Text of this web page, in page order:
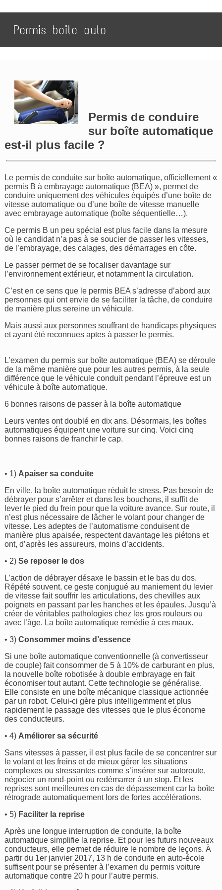
Permis boite auto
Permis de conduire
sur boîte automatique
est-il plus facile ?
Le permis de conduite sur boîte automatique, officiellement «
permis B à embrayage automatique (BEA) », permet de
conduire uniquement des véhicules équipés d’une boîte de
vitesse automatique ou d’une boîte de vitesse manuelle
avec embrayage automatique (boîte séquentielle…).
Ce permis B un peu spécial est plus facile dans la mesure
où le candidat n’a pas à se soucier de passer les vitesses,
de l’embrayage, des calages, des démarrages en côte.
Le passer permet de se focaliser davantage sur
l’environnement extérieur, et notamment la circulation.
C’est en ce sens que le permis BEA s’adresse d’abord aux
personnes qui ont envie de se faciliter la tâche, de conduire
de manière plus sereine un véhicule.
Mais aussi aux personnes souffrant de handicaps physiques
et ayant été reconnues aptes à passer le permis.
L’examen du permis sur boîte automatique (BEA) se déroule
de la même manière que pour les autres permis, à la seule
différence que le véhicule conduit pendant l’épreuve est un
véhicule à boîte automatique.
6 bonnes raisons de passer à la boîte automatique
Leurs ventes ont doublé en dix ans. Désormais, les boîtes
automatiques équipent une voiture sur cinq. Voici cinq
bonnes raisons de franchir le cap.
• 1) Apaiser sa conduite
En ville, la boîte automatique réduit le stress. Pas besoin de
débrayer pour s’arrêter et dans les bouchons, il suffit de
lever le pied du frein pour que la voiture avance. Sur route, il
n’est plus nécessaire de lâcher le volant pour changer de
vitesse. Les adeptes de l’automatisme conduisent de
manière plus apaisée, respectent davantage les piétons et
ont, d’après les assureurs, moins d’accidents.
• 2)Se reposer le dos
L’action de débrayer désaxe le bassin et le bas du dos.
Répété souvent, ce geste conjugué au maniement du levier
de vitesse fait souffrir les articulations, des chevilles aux
poignets en passant par les hanches et les épaules. Jusqu’à
créer de véritables pathologies chez les gros rouleurs ou
avec l’âge. La boîte automatique remédie à ces maux.
• 3)Consommer moins d’essence
Si une boîte automatique conventionnelle (à convertisseur
de couple) fait consommer de 5 à 10% de carburant en plus,
la nouvelle boîte robotisée à double embrayage en fait
économiser tout autant. Cette technologie se généralise.
Elle consiste en une boîte mécanique classique actionnée
par un robot. Celui-ci gère plus intelligemment et plus
rapidement le passage des vitesses que le plus économe
des conducteurs.
• 4) Améliorer sa sécurité
Sans vitesses à passer, il est plus facile de se concentrer sur
le volant et les freins et de mieux gérer les situations
complexes ou stressantes comme s’insérer sur autoroute,
négocier un rond-point ou redémarrer à un stop. Et les
reprises sont meilleures en cas de dépassement car la boîte
rétrograde automatiquement lors de fortes accélérations.
• 5) Faciliter la reprise
Après une longue interruption de conduite, la boîte
automatique simplifie la reprise. Et pour les futurs nouveaux
conducteurs, elle permet de réduire le nombre de leçons. À
partir du 1er janvier 2017, 13 h de conduite en auto-école
suffisent pour se présenter à l’examen du permis voiture
automatique contre 20 h pour l’autre permis.